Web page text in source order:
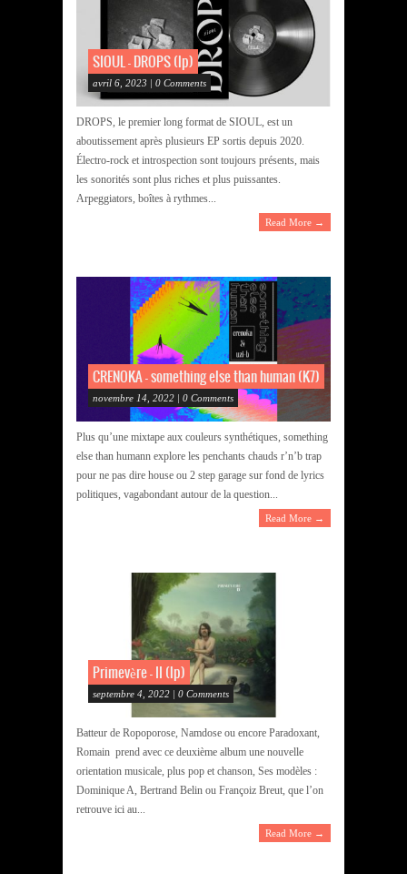
SIOUL – DROPS (lp)
avril 6, 2023 | 0 Comments
DROPS, le premier long format de SIOUL, est un
aboutissement après plusieurs EP sortis depuis 2020.
Électro-rock et introspection sont toujours présents, mais
les sonorités sont plus riches et plus puissantes.
Arpeggiators, boîtes à rythmes...
Read More →
CRENOKA – something else than human (K7)
novembre 14, 2022 | 0 Comments
Plus qu’une mixtape aux couleurs synthétiques, something
else than humann explore les penchants chauds r’n’b trap
pour ne pas dire house ou 2 step garage sur fond de lyrics
politiques, vagabondant autour de la question...
Read More →
Primevère – II (lp)
septembre 4, 2022 | 0 Comments
Batteur de Ropoporose, Namdose ou encore Paradoxant,
Romain prend avec ce deuxième album une nouvelle
orientation musicale, plus pop et chanson, Ses modèles :
Dominique A, Bertrand Belin ou Françoiz Breut, que l’on
retrouve ici au...
Read More →